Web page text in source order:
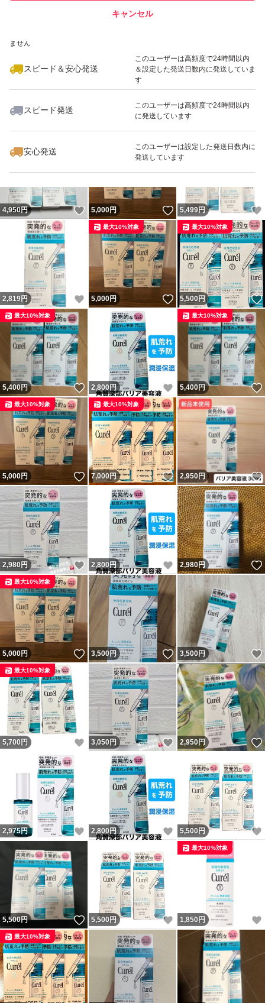
ません
スピード＆安心発送
このユーザーは高頻度で24時間以内
＆設定した発送日数内に発送していま
す
スピード発送
このユーザーは高頻度で24時間以内
に発送しています
安心発送
このユーザーは設定した発送日数内に
発送しています
キャンセル
いいね！
2,800
4,950円 いいね！
5,000円 いいね！
5,499円
2,819円 いいね！
5,000円 いいね！
最大10%対象
5,500円
最大10%対象
5,400円 いいね！
最大10%対象
2,800円 いいね！
5,400円
最大10%対象
5,000円 いいね！
最大10%対象
7,000円 いいね！
最大10%対象
2,950円
2,980円 いいね！
2,800円 いいね！
2,980円
5,000円 いいね！
最大10%対象
3,500円 いいね！
3,500円
5,700 円 いいね！
最大10%対象
3,050円 いいね！
2,950円
2,975円 いいね！
2,800円 いいね！
5,500円
5,500円 いいね！
5,500円 いいね！
1,850 円
最大10%対象
最大10%対象